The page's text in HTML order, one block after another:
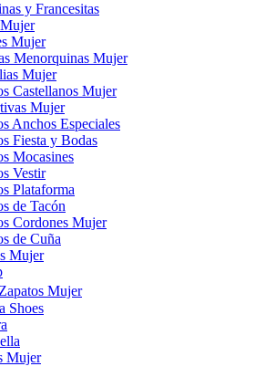
y Francesitas
Mujer
Menorquinas Mujer
Mujer
Castellanos Mujer
Mujer
Anchos Especiales
Fiesta y Bodas
Mocasines
Vestir
Plataforma
de Tacón
Cordones Mujer
de Cuña
Mujer
Mujer
Shoes
Mujer